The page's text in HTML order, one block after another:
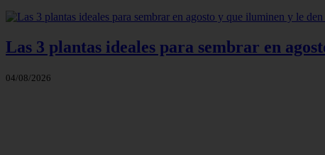
Las 3 plantas ideales para sembrar en
04/08/2026